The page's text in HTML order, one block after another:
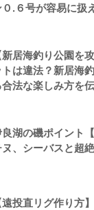
０.６号が容易に扱
新居海釣り公園を
トは違法？新居海
合法な楽しみ方を
湖の磯ポイント
ヌ、シーバスと超
遠投直リグ作り方